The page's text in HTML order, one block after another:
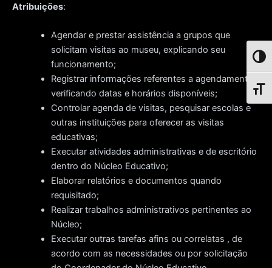
Atribuições:
Agendar e prestar assistência a grupos que
solicitam visitas ao museu, explicando seu
funcionamento;
Registrar informações referentes a agendamento ,
verificando datas e horários disponíveis;
Controlar agenda de visitas, pesquisar escolas e
outras instituições para oferecer as visitas
educativas;
Executar atividades administrativas e de escritório
dentro do Núcleo Educativo;
Elaborar relatórios e documentos quando
requisitado;
Realizar trabalhos administrativos pertinentes ao
Núcleo;
Executar outras tarefas afins ou correlatas , de
acordo com as necessidades ou por solicitação